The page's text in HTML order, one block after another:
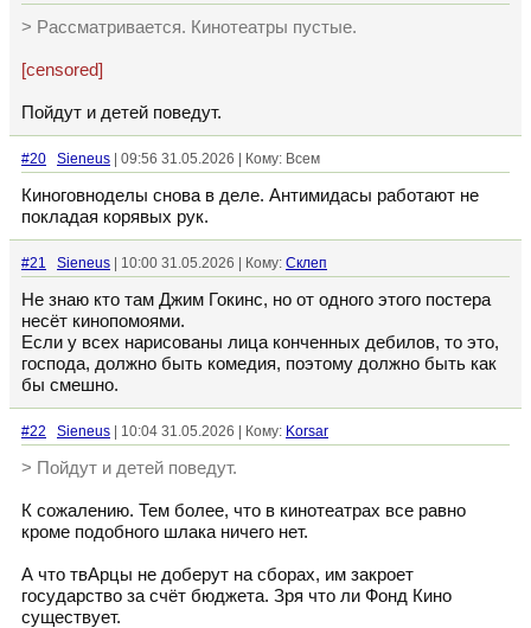
> Рассматривается. Кинотеатры пустые.
[censored]
Пойдут и детей поведут.
#20 Sieneus | 09:56 31.05.2026 | Кому: Всем
Киноговноделы снова в деле. Антимидасы работают не
покладая корявых рук.
#21 Sieneus | 10:00 31.05.2026 | Кому: Склеп
Не знаю кто там Джим Гокинс, но от одного этого постера
несёт кинопомоями.
Если у всех нарисованы лица конченных дебилов, то это,
господа, должно быть комедия, поэтому должно быть как
бы смешно.
#22 Sieneus | 10:04 31.05.2026 | Кому: Korsar
> Пойдут и детей поведут.
К сожалению. Тем более, что в кинотеатрах все равно
кроме подобного шлака ничего нет.
А что твАрцы не доберут на сборах, им закроет
государство за счёт бюджета. Зря что ли Фонд Кино
существует.